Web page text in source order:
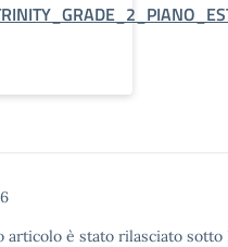
è stato rilasciato